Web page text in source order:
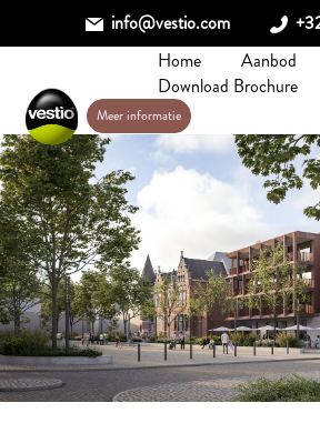
info@vestio.com
Home
Aanbod
Download Brochure
Meer informatie